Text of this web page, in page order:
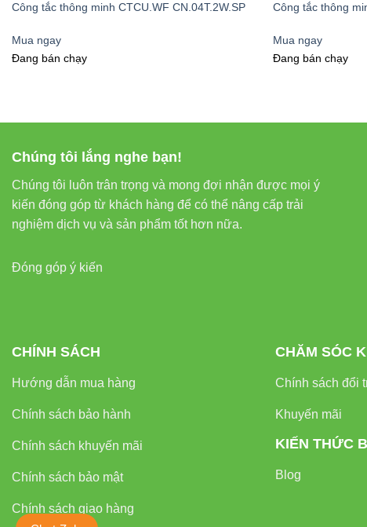
Công tắc thông minh CTCU.WF CN.04T.2W.SP
Mua ngay
Đang bán chạy
Công tắc thông
Mua ngay
Đang bán chạy
Chúng tôi lắng nghe bạn!
Chúng tôi luôn trân trọng và mong đợi nhận được mọi ý
kiến đóng góp từ khách hàng để có thể nâng cấp trải
nghiệm dịch vụ và sản phẩm tốt hơn nữa.
Đóng góp ý kiến
CHÍNH SÁCH
Hướng dẫn mua hàng
Chính sách bảo hành
Chính sách khuyến mãi
Chính sách bảo mật
Chính sách giao hàng
CHĂM SÓC
Chính sách đổi
Khuyến mãi
KIẾN THỨC
Blog